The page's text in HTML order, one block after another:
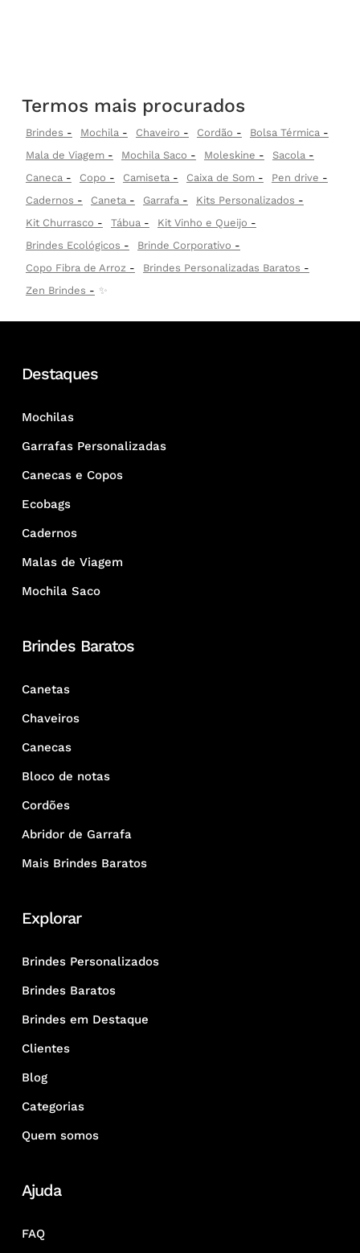
Termos mais procurados
Brindes Mochila Chaveiro Cordão
Bolsa Térmica
Mala de Viagem
Mochila Saco Moleskine
Sacola
Caneca
Copo Camiseta Caixa de Som
Pen drive
Cadernos
Caneta Garrafa
Kits Personalizados
Kit Churrasco
Tábua
Kit Vinho e Queijo
Brindes Ecológicos
Brinde Corporativo
Copo Fibra de Arroz
Brindes Personalizadas Baratos
Zen Brindes
✨
Destaques
Mochilas
Garrafas Personalizadas
Canecas e Copos
Ecobags
Cadernos
Malas de Viagem
Mochila Saco
Brindes Baratos
Canetas
Chaveiros
Canecas
Bloco de notas
Cordões
Abridor de Garrafa
Mais Brindes Baratos
Explorar
Brindes Personalizados
Brindes Baratos
Brindes em Destaque
Clientes
Blog
Categorias
Quem somos
Ajuda
FAQ